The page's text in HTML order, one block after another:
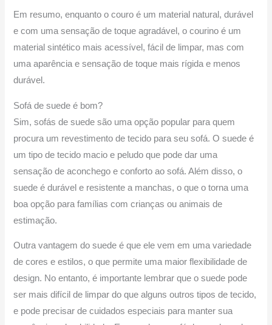
Em resumo, enquanto o couro é um material natural, durável
e com uma sensação de toque agradável, o courino é um
material sintético mais acessível, fácil de limpar, mas com
uma aparência e sensação de toque mais rígida e menos
durável.
Sofá de suede é bom?
Sim, sofás de suede são uma opção popular para quem
procura um revestimento de tecido para seu sofá. O suede é
um tipo de tecido macio e peludo que pode dar uma
sensação de aconchego e conforto ao sofá. Além disso, o
suede é durável e resistente a manchas, o que o torna uma
boa opção para famílias com crianças ou animais de
estimação.
Outra vantagem do suede é que ele vem em uma variedade
de cores e estilos, o que permite uma maior flexibilidade de
design. No entanto, é importante lembrar que o suede pode
ser mais difícil de limpar do que alguns outros tipos de tecido,
e pode precisar de cuidados especiais para manter sua